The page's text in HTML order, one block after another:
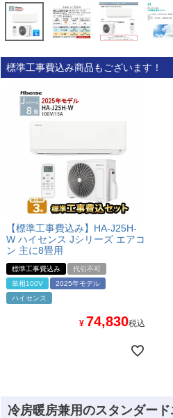
標準工事費込み商品もございます！
【標準工事費込み】HA-J25H-
W ハイセンス Jシリーズ エアコ
ン 主に8畳用
標準工事費込み
代引不可
単相100V
2025年モデル
ハイセンス
¥ 74,830税込
冷房暖房兼用のスタンダー